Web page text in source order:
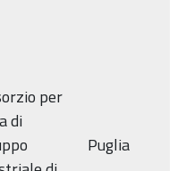
per
di
Puglia